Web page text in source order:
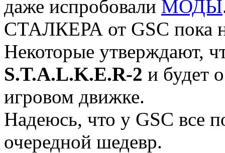
даже испробовали МОДЫ
СТАЛКЕРА от GSC пока
Некоторые утверждают,
S.T.A.L.K.E.R-2 и будет
игровом движке.
Надеюсь, что у GSC все
очередной шедевр.